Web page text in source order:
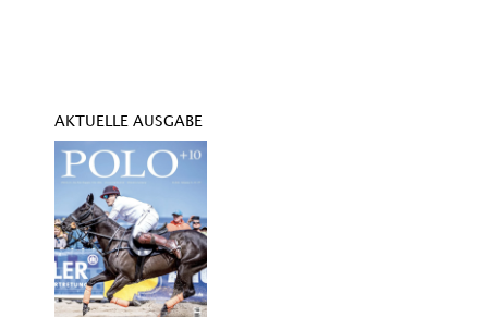
AKTUELLE AUSGABE